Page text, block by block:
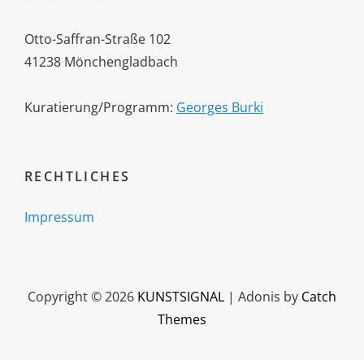
Otto-Saffran-Straße 102
41238 Mönchengladbach
Kuratierung/Programm: Georges Burki
RECHTLICHES
Impressum
Copyright © 2026 KUNSTSIGNAL | Adonis by Catch
Themes